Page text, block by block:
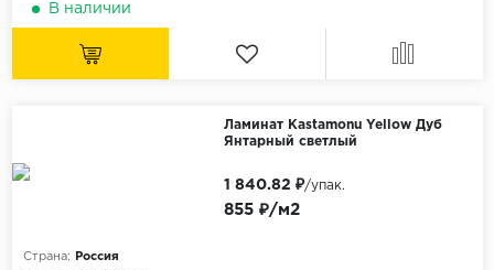
KRONOPOL
В наличии
Ламинат Kastamonu Yellow Дуб
Янтарный светлый
Страна:
Россия
855 ₽/м2
1 840.82 ₽/упак.